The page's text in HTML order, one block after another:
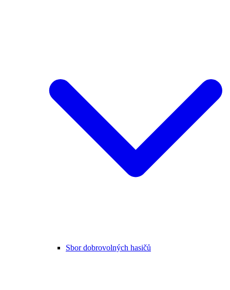
Sbor dobrovolných hasičů